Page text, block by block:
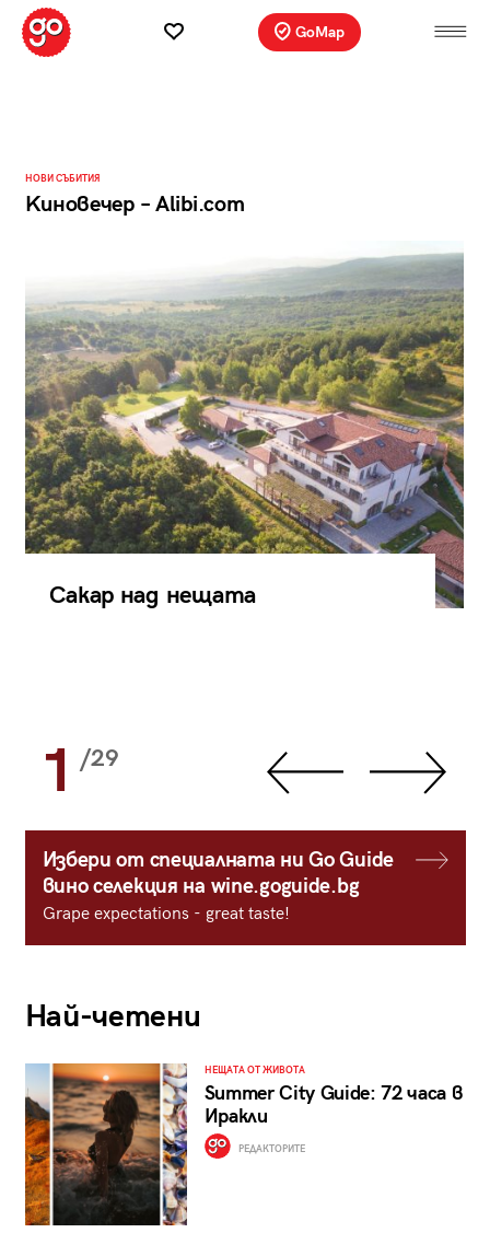
GoMap
НОВИ СЪБИТИЯ
Kиновечер – Alibi.com
Сакар над нещата
1 /29
Избери от специалната ни Go Guide
вино селекция на wine.goguide.bg
Grape expectations - great taste!
Най-четени
НЕЩАТА ОТ ЖИВОТА
Summer City Guide: 72 часа в
Иракли
РЕДАКТОРИТЕ